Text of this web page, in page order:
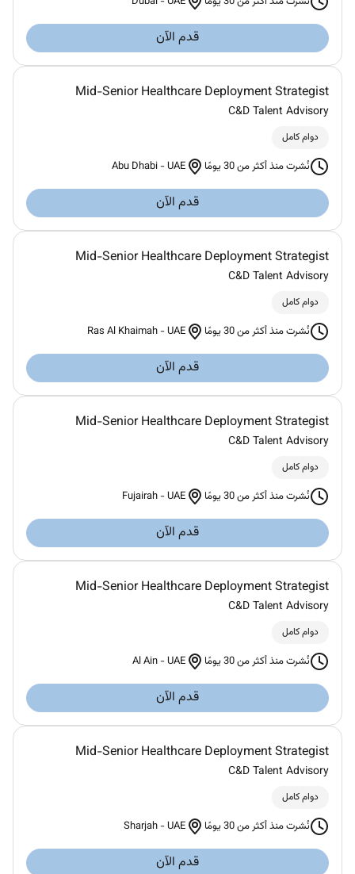
قدم الآن
Mid-Senior Healthcare Deployment Strategist
C&D Talent Advisory
دوام كامل
نُشرت منذ أكثر من 30 يومًا Abu Dhabi -UAE
قدم الآن
Mid-Senior Healthcare Deployment Strategist
C&D Talent Advisory
دوام كامل
نُشرت منذ أكثر من 30 يومًا Ras Al Khaimah -UAE
قدم الآن
Mid-Senior Healthcare Deployment Strategist
C&D Talent Advisory
دوام كامل
نُشرت منذ أكثر من 30 يومًا Fujairah -UAE
قدم الآن
Mid-Senior Healthcare Deployment Strategist
C&D Talent Advisory
دوام كامل
نُشرت منذ أكثر من 30 يومًا Al Ain -UAE
قدم الآن
Mid-Senior Healthcare Deployment Strategist
C&D Talent Advisory
دوام كامل
نُشرت منذ أكثر من 30 يومًا Sharjah -UAE
قدم الآن